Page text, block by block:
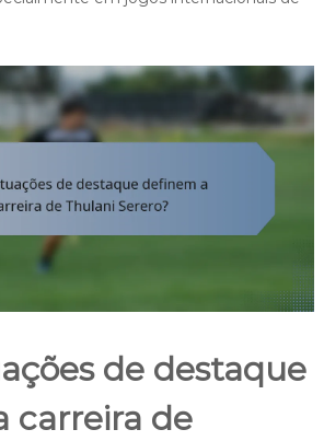
de destaque
carreira de